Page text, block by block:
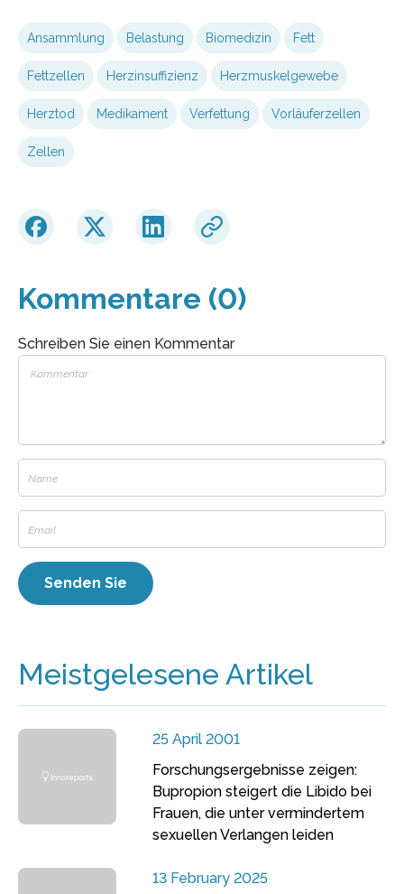
Ansammlung Belastung Biomedizin Fett
Fettzellen Herzinsuffizienz Herzmuskelgewebe
Herztod Medikament Verfettung Vorläuferzellen
Zellen
Kommentare (0)
Schreiben Sie einen Kommentar
Meistgelesene Artikel
25 April 2001
Forschungsergebnisse zeigen:
Bupropion steigert die Libido bei
Frauen, die unter vermindertem
sexuellen Verlangen leiden
13 February 2025